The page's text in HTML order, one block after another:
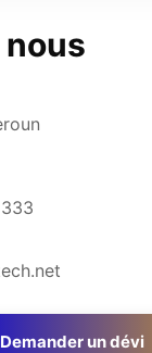
Demander un dévi